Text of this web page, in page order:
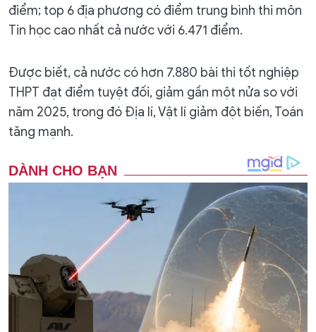
điểm; top 6 địa phương có điểm trung bình thi môn
Tin học cao nhất cả nước với 6.471 điểm.
Được biết, cả nước có hơn 7.880 bài thi tốt nghiệp
THPT đạt điểm tuyệt đối, giảm gần một nửa so với
năm 2025, trong đó Địa lí, Vật lí giảm đột biến, Toán
tăng mạnh.